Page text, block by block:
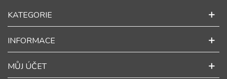
KATEGORIE
INFORMACE
MŮJ ÚČET